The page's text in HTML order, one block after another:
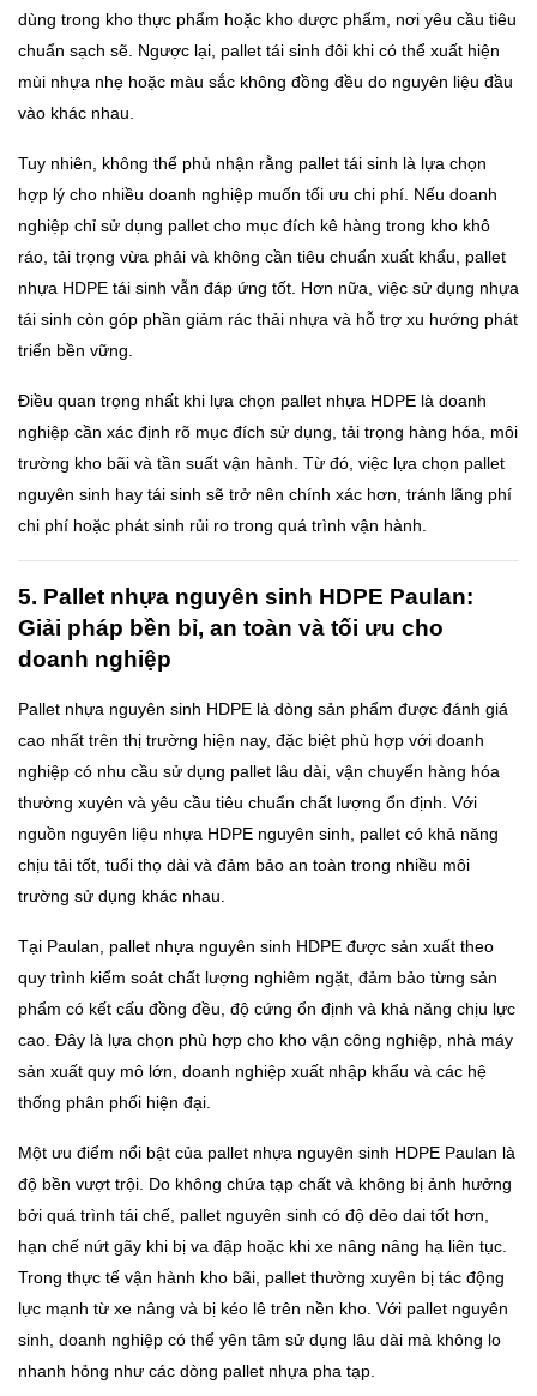
dùng trong kho thực phẩm hoặc kho dược phẩm, nơi yêu cầu tiêu
chuẩn sạch sẽ. Ngược lại, pallet tái sinh đôi khi có thể xuất hiện
mùi nhựa nhẹ hoặc màu sắc không đồng đều do nguyên liệu đầu
vào khác nhau.
Tuy nhiên, không thể phủ nhận rằng pallet tái sinh là lựa chọn
hợp lý cho nhiều doanh nghiệp muốn tối ưu chi phí. Nếu doanh
nghiệp chỉ sử dụng pallet cho mục đích kê hàng trong kho khô
ráo, tải trọng vừa phải và không cần tiêu chuẩn xuất khẩu, pallet
nhựa HDPE tái sinh vẫn đáp ứng tốt. Hơn nữa, việc sử dụng nhựa
tái sinh còn góp phần giảm rác thải nhựa và hỗ trợ xu hướng phát
triển bền vững.
Điều quan trọng nhất khi lựa chọn pallet nhựa HDPE là doanh
nghiệp cần xác định rõ mục đích sử dụng, tải trọng hàng hóa, môi
trường kho bãi và tần suất vận hành. Từ đó, việc lựa chọn pallet
nguyên sinh hay tái sinh sẽ trở nên chính xác hơn, tránh lãng phí
chi phí hoặc phát sinh rủi ro trong quá trình vận hành.
5. Pallet nhựa nguyên sinh HDPE Paulan:
Giải pháp bền bỉ, an toàn và tối ưu cho
doanh nghiệp
Pallet nhựa nguyên sinh HDPE là dòng sản phẩm được đánh giá
cao nhất trên thị trường hiện nay, đặc biệt phù hợp với doanh
nghiệp có nhu cầu sử dụng pallet lâu dài, vận chuyển hàng hóa
thường xuyên và yêu cầu tiêu chuẩn chất lượng ổn định. Với
nguồn nguyên liệu nhựa HDPE nguyên sinh, pallet có khả năng
chịu tải tốt, tuổi thọ dài và đảm bảo an toàn trong nhiều môi
trường sử dụng khác nhau.
Tại Paulan, pallet nhựa nguyên sinh HDPE được sản xuất theo
quy trình kiểm soát chất lượng nghiêm ngặt, đảm bảo từng sản
phẩm có kết cấu đồng đều, độ cứng ổn định và khả năng chịu lực
cao. Đây là lựa chọn phù hợp cho kho vận công nghiệp, nhà máy
sản xuất quy mô lớn, doanh nghiệp xuất nhập khẩu và các hệ
thống phân phối hiện đại.
Một ưu điểm nổi bật của pallet nhựa nguyên sinh HDPE Paulan là
độ bền vượt trội. Do không chứa tạp chất và không bị ảnh hưởng
bởi quá trình tái chế, pallet nguyên sinh có độ dẻo dai tốt hơn,
hạn chế nứt gãy khi bị va đập hoặc khi xe nâng nâng hạ liên tục.
Trong thực tế vận hành kho bãi, pallet thường xuyên bị tác động
lực mạnh từ xe nâng và bị kéo lê trên nền kho. Với pallet nguyên
sinh, doanh nghiệp có thể yên tâm sử dụng lâu dài mà không lo
nhanh hỏng như các dòng pallet nhựa pha tạp.